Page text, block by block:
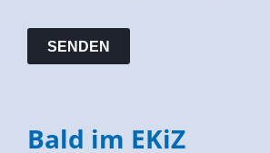
Bald im EKiZ